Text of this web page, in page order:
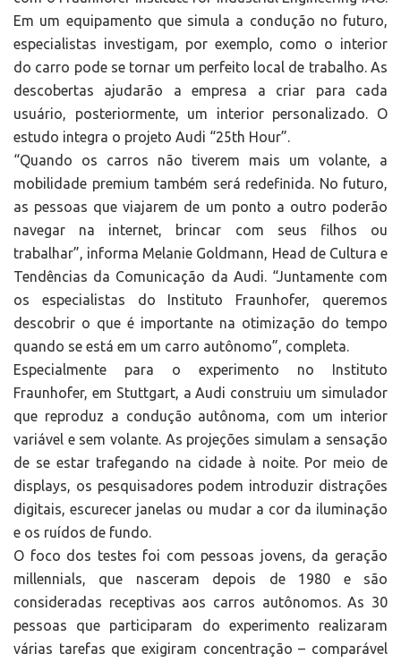
Em um equipamento que simula a condução no futuro,
especialistas investigam, por exemplo, como o interior
do carro pode se tornar um perfeito local de trabalho. As
descobertas ajudarão a empresa a criar para cada
usuário, posteriormente, um interior personalizado. O
estudo integra o projeto Audi “25th Hour”.
“Quando os carros não tiverem mais um volante, a
mobilidade premium também será redefinida. No futuro,
as pessoas que viajarem de um ponto a outro poderão
navegar na internet, brincar com seus filhos ou
trabalhar”, informa Melanie Goldmann, Head de Cultura e
Tendências da Comunicação da Audi. “Juntamente com
os especialistas do Instituto Fraunhofer, queremos
descobrir o que é importante na otimização do tempo
quando se está em um carro autônomo”, completa.
Especialmente para o experimento no Instituto
Fraunhofer, em Stuttgart, a Audi construiu um simulador
que reproduz a condução autônoma, com um interior
variável e sem volante. As projeções simulam a sensação
de se estar trafegando na cidade à noite. Por meio de
displays, os pesquisadores podem introduzir distrações
digitais, escurecer janelas ou mudar a cor da iluminação
e os ruídos de fundo.
O foco dos testes foi com pessoas jovens, da geração
millennials, que nasceram depois de 1980 e são
consideradas receptivas aos carros autônomos. As 30
pessoas que participaram do experimento realizaram
várias tarefas que exigiram concentração – comparável